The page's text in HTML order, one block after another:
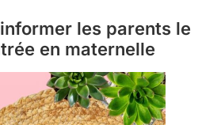
les parents le
en maternelle